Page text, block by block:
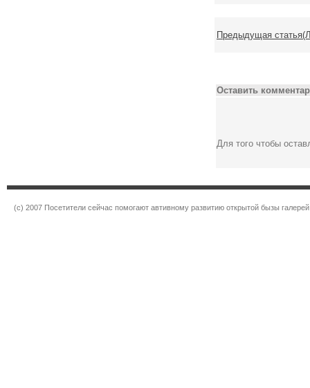
Предыдущая
Оставить
Для того чтобы
(c) 2007 Посетители сейчас помогают автивному развитию открытой бызы